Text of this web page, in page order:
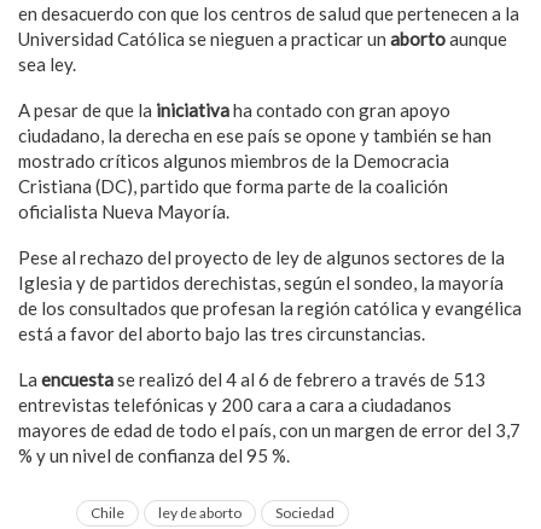
en desacuerdo con que los centros de salud que pertenecen a la
Universidad Católica se nieguen a practicar un abortoaunque
sea ley.
A pesar de que la iniciativaha contado con gran apoyo
ciudadano, la derecha en ese país se opone y también se han
mostrado críticos algunos miembros de la Democracia
Cristiana (DC), partido que forma parte de la coalición
oficialista Nueva Mayoría.
Pese al rechazo del proyecto de ley de algunos sectores de la
Iglesia y de partidos derechistas, según el sondeo, la mayoría
de los consultados que profesan la región católica y evangélica
está a favor del aborto bajo las tres circunstancias.
La encuestase realizó del 4 al 6 de febrero a través de 513
entrevistas telefónicas y 200 cara a cara a ciudadanos
mayores de edad de todo el país, con un margen de error del 3,7
% y un nivel de confianza del 95 %.
Chile ley de aborto Sociedad